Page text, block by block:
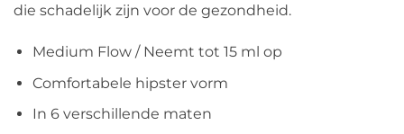
die schadelijk zijn voor de gezondheid.
Medium Flow / Neemt tot 15 ml op
Comfortabele hipster vorm
In 6 verschillende maten